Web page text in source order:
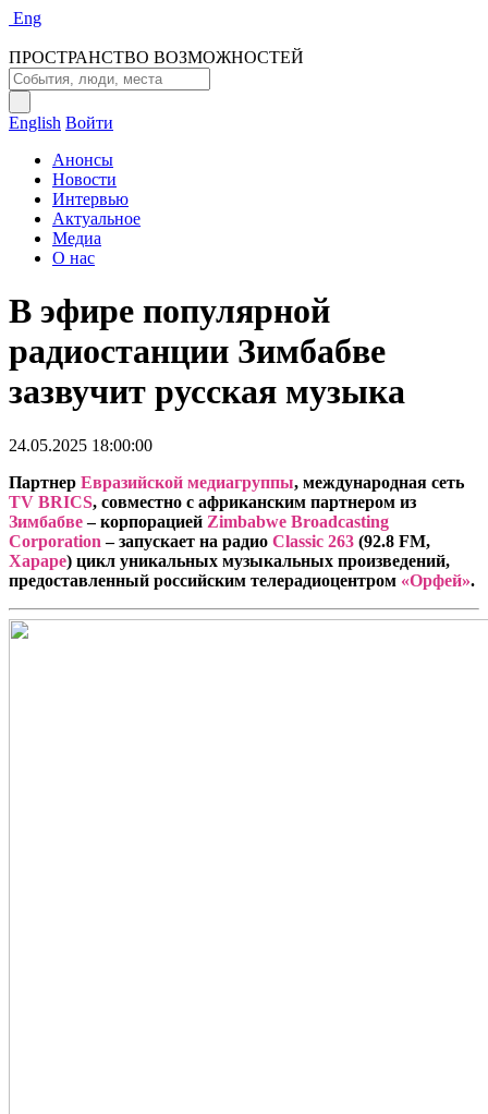
Eng
ПРОСТРАНСТВО ВОЗМОЖНОСТЕЙ
English Войти
Анонсы
Новости
Интервью
Актуальное
Медиа
О нас
В эфире популярной
радиостанции Зимбабве
зазвучит русская музыка
24.05.2025 18:00:00
Партнер Евразийской медиагруппы, международная сеть
TV BRICS, совместно с африканским партнером из
Зимбабве– корпорацией Zimbabwe Broadcasting
Corporation – запускает на радио Classic 263 (92.8 FM,
Хараре) цикл уникальных музыкальных произведений,
предоставленный российским телерадиоцентром «Орфей».